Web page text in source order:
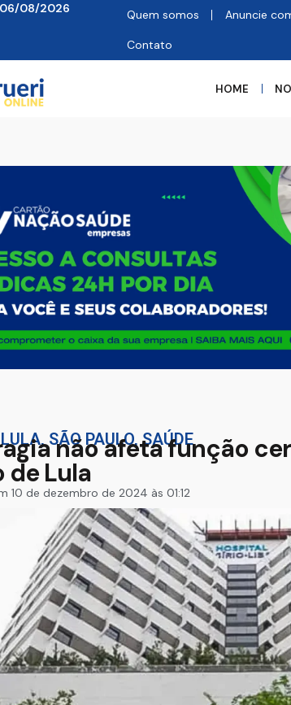
08/2026 Quem somos Anuncie
Contato
HOME
LULA,SÃO PAULO,SAÚDE
não afeta função
de Lula
10 de dezembro de 2024 às 01:12